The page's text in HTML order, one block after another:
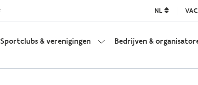
NL
Sportclubs & verenigingen Bedrijven &